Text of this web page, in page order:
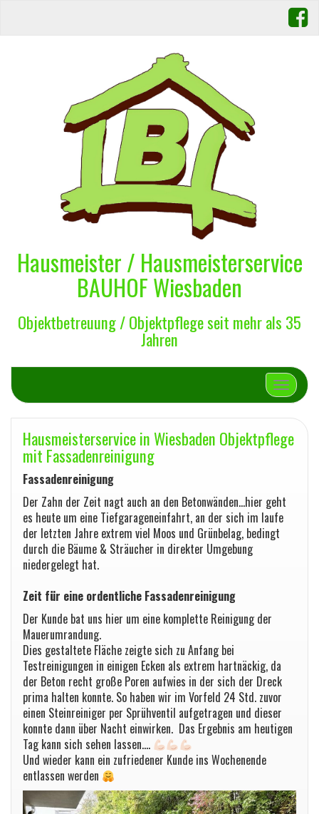
Hausmeister / Hausmeisterservice
BAUHOF Wiesbaden
Objektbetreuung / Objektpflege seit mehr als 35
Jahren
Schalte
Hausmeisterservice in Wiesbaden Objektpflege
mit Fassadenreinigung
Fassadenreinigung
Der Zahn der Zeit nagt auch an den Betonwänden…hier geht
es heute um eine Tiefgarageneinfahrt, an der sich im laufe
der letzten Jahre extrem viel Moos und Grünbelag, bedingt
durch die Bäume & Sträucher in direkter Umgebung
niedergelegt hat.
Zeit für eine ordentliche Fassadenreinigung
Der Kunde bat uns hier um eine komplette Reinigung der
Mauerumrandung.
Dies gestaltete Fläche zeigte sich zu Anfang bei
Testreinigungen in einigen Ecken als extrem hartnäckig, da
der Beton recht große Poren aufwies in der sich der Dreck
prima halten konnte. So haben wir im Vorfeld 24 Std. zuvor
einen Steinreiniger per Sprühventil aufgetragen und dieser
konnte dann über Nacht einwirken. Das Ergebnis am heutigen
Tag kann sich sehen lassen….
Und wieder kann ein zufriedener Kunde ins Wochenende
entlassen werden